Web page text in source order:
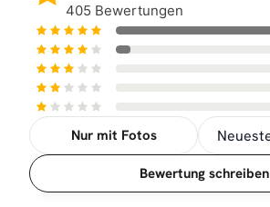
405 Bewertungen
Nur mit Fotos
Sortierung
Bewertung schreiben